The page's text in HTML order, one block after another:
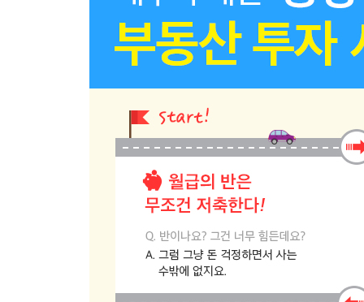
06 한 번의 투자로 억대 연봉을 벌다[음성 30평 빌
기회가 된 위기 | 준비하면 이긴다 | 너바나의 음성
■ 3장 돈 걱정 없는 월급쟁이 되는 법
당신의 부자지수는 몇 점? | 당신은 어떤 투자자가
삶의 목표를 설정하는 법